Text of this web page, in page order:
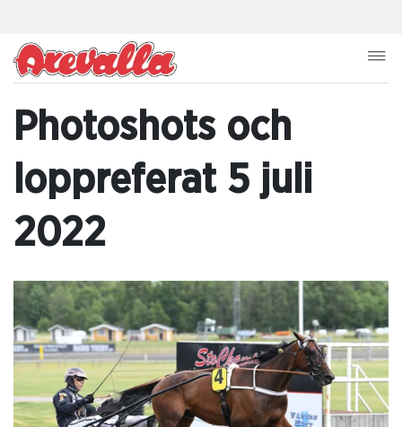
Photoshots och
loppreferat 5 juli
2022